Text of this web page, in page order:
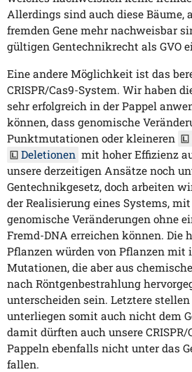
Allerdings sind auch diese Bäume,
fremden Gene mehr nachweisbar
gültigen Gentechnikrecht als GVO
Eine andere Möglichkeit ist das
CRISPR/Cas9-System. Wir haben
sehr erfolgreich in der Pappel
können, dass genomische
Punktmutationen oder kleineren
Deletionen mit hoher Effizienz
unsere derzeitigen Ansätze noch
Gentechnikgesetz, doch arbeiten
der Realisierung eines Systems,
genomische Veränderungen ohne
Fremd-DNA erreichen können. Die
Pflanzen würden von Pflanzen mit
Mutationen, die aber aus
nach Röntgenbestrahlung
unterscheiden sein. Letztere stellen
unterliegen somit auch nicht dem
damit dürften auch unsere
Pappeln ebenfalls nicht unter das
fallen.